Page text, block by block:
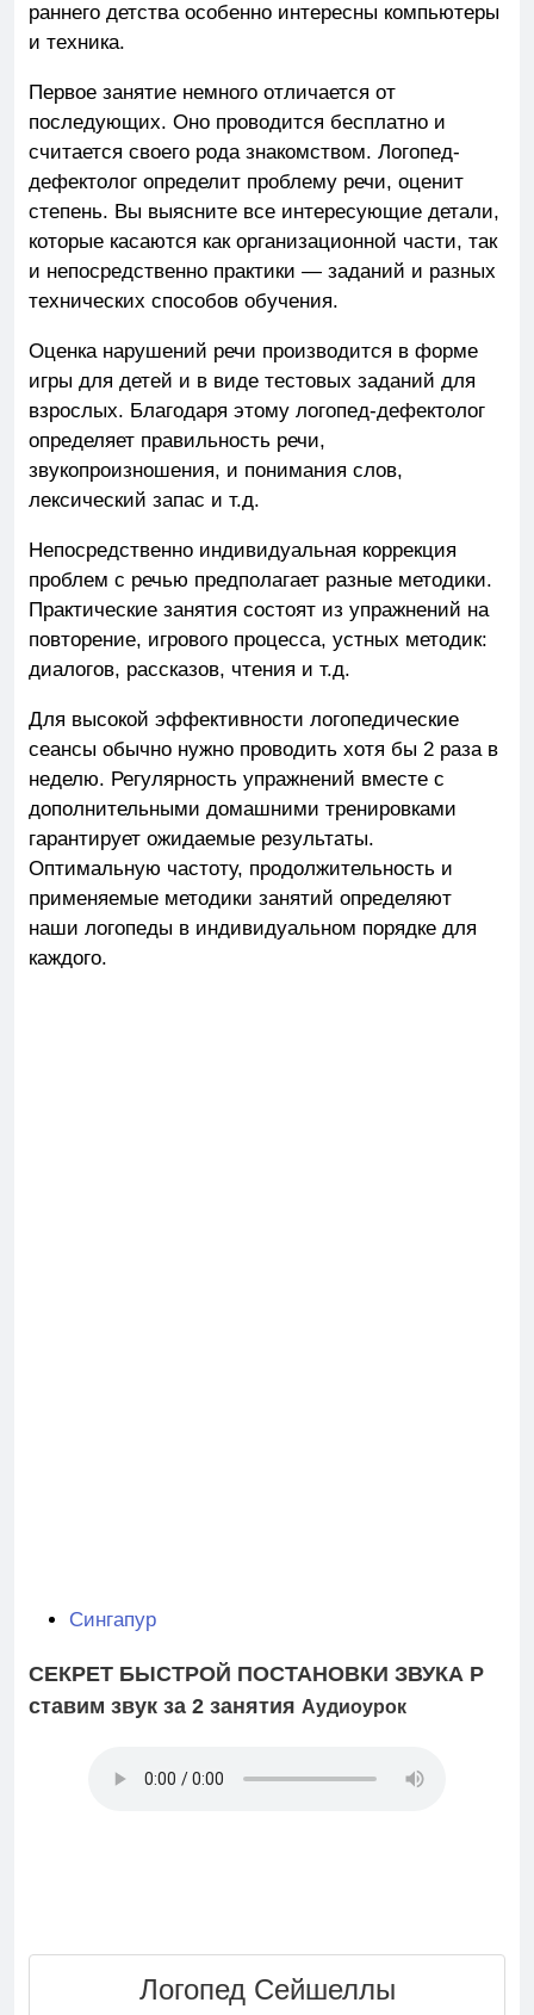
раннего детства особенно интересны компьютеры
и техника.
Первое занятие немного отличается от
последующих. Оно проводится бесплатно и
считается своего рода знакомством. Логопед-
дефектолог определит проблему речи, оценит
степень. Вы выясните все интересующие детали,
которые касаются как организационной части, так
и непосредственно практики — заданий и разных
технических способов обучения.
Оценка нарушений речи производится в форме
игры для детей и в виде тестовых заданий для
взрослых. Благодаря этому логопед-дефектолог
определяет правильность речи,
звукопроизношения, и понимания слов,
лексический запас и т.д.
Непосредственно индивидуальная коррекция
проблем с речью предполагает разные методики.
Практические занятия состоят из упражнений на
повторение, игрового процесса, устных методик:
диалогов, рассказов, чтения и т.д.
Для высокой эффективности логопедические
сеансы обычно нужно проводить хотя бы 2 раза в
неделю. Регулярность упражнений вместе с
дополнительными домашними тренировками
гарантирует ожидаемые результаты.
Оптимальную частоту, продолжительность и
применяемые методики занятий определяют
наши логопеды в индивидуальном порядке для
каждого.
Сингапур
СЕКРЕТ БЫСТРОЙ ПОСТАНОВКИ ЗВУКА Р
ставим звук за 2 занятия Аудиоурок
Логопед Сейшеллы